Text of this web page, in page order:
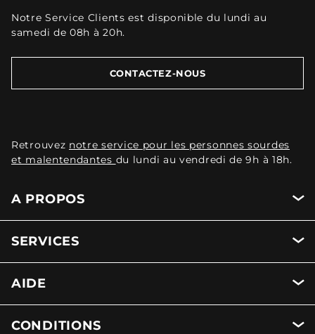
Notre Service Clients est disponible du lundi au
samedi de 08h à 20h.
CONTACTEZ-NOUS
Retrouvez notre service pour les personnes sourdes
et malentendantes du lundi au vendredi de 9h à 18h.
A PROPOS
SERVICES
AIDE
CONDITIONS